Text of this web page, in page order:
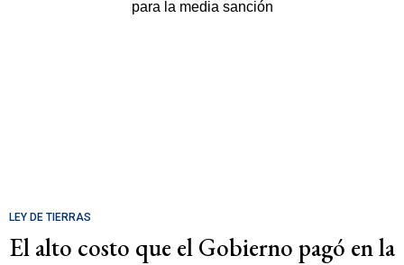
LEY DE TIERRAS
El alto costo que el Gobierno pagó en la